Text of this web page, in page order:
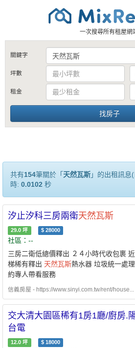
一次搜尋所有租屋網
關鍵字
坪數
租金
共有154筆關於「 天然瓦斯」的出租訊息
時: 0.0102 秒
汐止汐科三房兩衛天然瓦斯
29.0 坪 $ 28000
社區：--
三房二衛低總價釋出 ２４小時代收包裹
梯稀有釋出 天然瓦斯熱水器 垃圾統一處
約專人帶看服務
信義房屋 - https://www.sinyi.com.tw/rent/house...
交大清大園區稀有1房1廳/廚房.
台電
12.0 坪 $ 18000